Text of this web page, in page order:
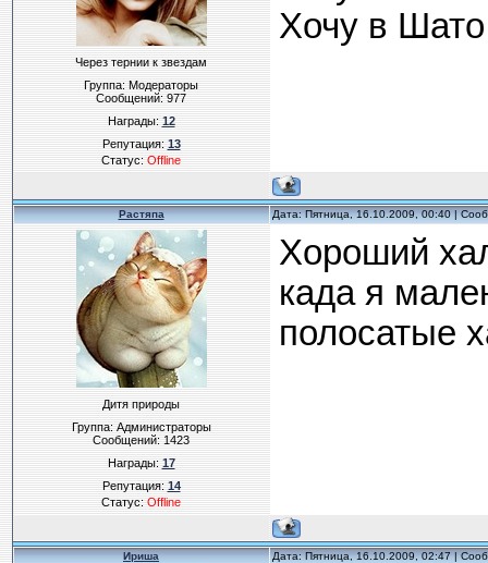
Через тернии к звездам
Группа: Модераторы
Сообщений:977
Награды:12
Репутация:13
Статус:Offline
Хочу в
Растяпа Дата: Пятница, 16.10.2009, 00:40 |
Дитя природы
Группа: Администраторы
Сообщений:1423
Награды:17
Репутация:14
Статус:Offline
Хороший
када я
полосатые
Ириша Дата: Пятница, 16.10.2009, 02:47 |